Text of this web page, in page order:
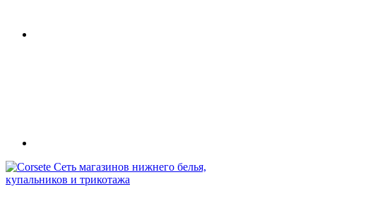
Сеть магазинов нижнего белья,
купальников и трикотажа